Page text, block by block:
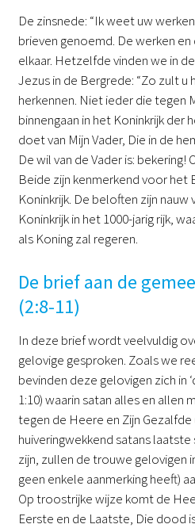
De zinsnede: “Ik weet uw
brieven genoemd. De werken
elkaar. Hetzelfde vinden we in
Jezus in de Bergrede: “Zo zult u
herkennen. Niet ieder die tegen
binnengaan in het Koninkrijk der
doet van Mijn Vader, Die in de
De wil van de Vader is: bekering!
Beide zijn kenmerkend voor het
Koninkrijk. De beloften zijn
Koninkrijk in het 1000-jarig rijk,
als Koning zal regeren.
De brief aan de
(2:8-11)
In deze brief wordt veelvuldig
gelovige gesproken. Zoals we
bevinden deze gelovigen zich in
1:10) waarin satan alles en allen
tegen de Heere en Zijn Gezalfde
huiveringwekkend satans
zijn, zullen de trouwe gelovigen
geen enkele aanmerking heeft)
Op troostrijke wijze komt de
Eerste en de Laatste, Die dood